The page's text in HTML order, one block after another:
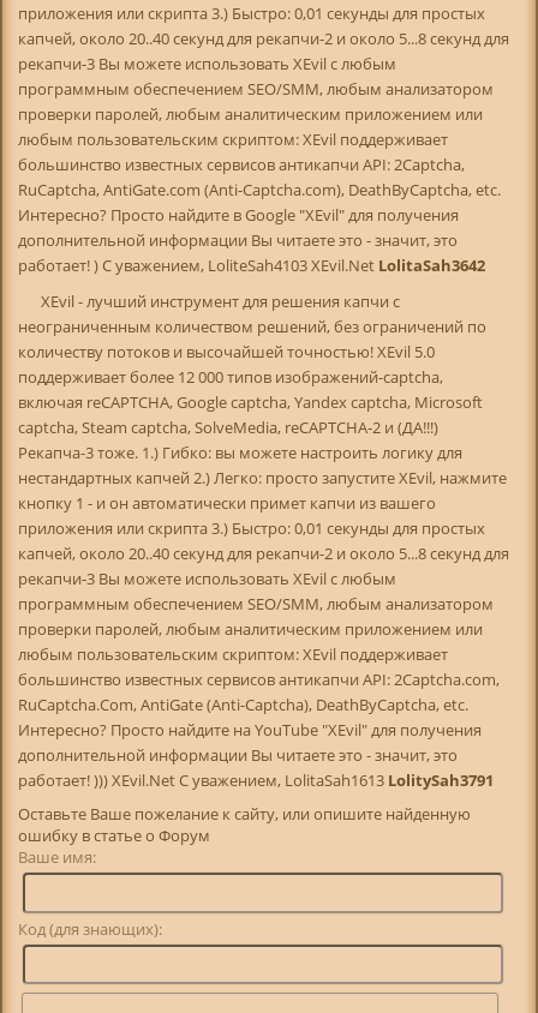
приложения или скрипта 3.) Быстро: 0,01 секунды для простых
капчей, около 20..40 секунд для рекапчи-2 и около 5...8 секунд для
рекапчи-3 Вы можете использовать XEvil с любым
программным обеспечением SEO/SMM, любым анализатором
проверки паролей, любым аналитическим приложением или
любым пользовательским скриптом: XEvil поддерживает
большинство известных сервисов антикапчи API: 2Captcha,
RuCaptcha, AntiGate.com (Anti-Captcha.com), DeathByCaptcha, etc.
Интересно? Просто найдите в Google "XEvil" для получения
дополнительной информации Вы читаете это - значит, это
работает! ) С уважением, LoliteSah4103 XEvil.Net LolitaSah3642
XEvil - лучший инструмент для решения капчи с
неограниченным количеством решений, без ограничений по
количеству потоков и высочайшей точностью! XEvil 5.0
поддерживает более 12 000 типов изображений-captcha,
включая reCAPTCHA, Google captcha, Yandex captcha, Microsoft
captcha, Steam captcha, SolveMedia, reCAPTCHA-2 и (ДА!!!)
Рекапча-3 тоже. 1.) Гибко: вы можете настроить логику для
нестандартных капчей 2.) Легко: просто запустите XEvil, нажмите
кнопку 1 - и он автоматически примет капчи из вашего
приложения или скрипта 3.) Быстро: 0,01 секунды для простых
капчей, около 20..40 секунд для рекапчи-2 и около 5...8 секунд для
рекапчи-3 Вы можете использовать XEvil с любым
программным обеспечением SEO/SMM, любым анализатором
проверки паролей, любым аналитическим приложением или
любым пользовательским скриптом: XEvil поддерживает
большинство известных сервисов антикапчи API: 2Captcha.com,
RuCaptcha.Com, AntiGate (Anti-Captcha), DeathByCaptcha, etc.
Интересно? Просто найдите на YouTube "XEvil" для получения
дополнительной информации Вы читаете это - значит, это
работает! ))) XEvil.Net С уважением, LolitaSah1613 LolitySah3791
Оставьте Ваше пожелание к сайту, или опишите найденную
ошибку в статье о Форум
Ваше имя:
Код (для знающих):